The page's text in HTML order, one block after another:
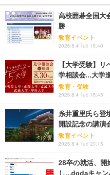
高校囲碁全国大
勝
教育イベント
2026.8.4 Tue 16:40
【大学受験】
学相談会...大学
教育・受験
2026.8.4 Tue 15:45
糸井重里氏ら登
開設記念の講演
教育イベント
2026.8.4 Tue 20:15
28卒の就活、開
し...dodaキャ